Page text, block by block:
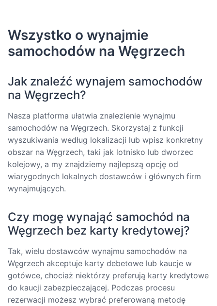
Wszystko o wynajmie
samochodów na Węgrzech
Jak znaleźć wynajem samochodów
na Węgrzech?
Nasza platforma ułatwia znalezienie wynajmu
samochodów na Węgrzech. Skorzystaj z funkcji
wyszukiwania według lokalizacji lub wpisz konkretny
obszar na Węgrzech, taki jak lotnisko lub dworzec
kolejowy, a my znajdziemy najlepszą opcję od
wiarygodnych lokalnych dostawców i głównych firm
wynajmujących.
Czy mogę wynająć samochód na
Węgrzech bez karty kredytowej?
Tak, wielu dostawców wynajmu samochodów na
Węgrzech akceptuje karty debetowe lub kaucje w
gotówce, chociaż niektórzy preferują karty kredytowe
do kaucji zabezpieczającej. Podczas procesu
rezerwacji możesz wybrać preferowaną metodę